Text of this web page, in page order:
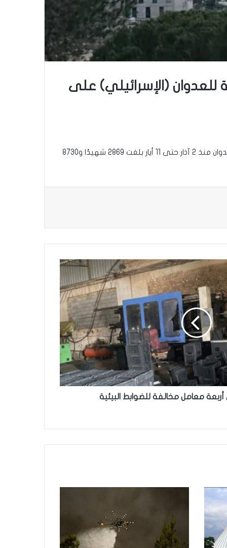
للعدوان (الإسرائيلي) على
وذكر مركز عمليات طوارئ الصحة التابع لوزارة الصحة العامة في بيانٍ، تابعته “العراق اولا”، أن “الحصيلة التراكمية الإجمالية للعدوان منذ 2 آذار حتى 11 أيار بلغت 2869 شهيدًا و8730
أربعة معامل مخالفة للضوابط البيئية